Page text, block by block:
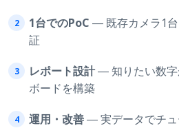
1台でのPoC ― 既存カメラ1
証
レポート設計― 知りたい数字
ボードを構築
運用・改善― 実データでチュ